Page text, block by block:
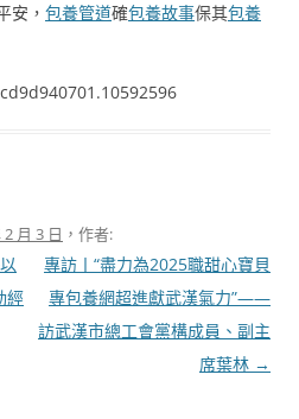
安， 包養管道確包養故事保其包養
月 3 日 ，作者:
經
專訪丨“盡力為2025職甜心寶貝
專包養網超進獻武漢氣力”——
訪武漢市總工會黨構成員、副主
席葉林 →